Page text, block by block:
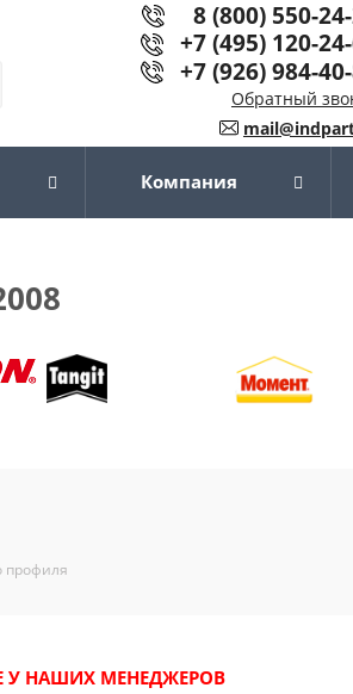
8 (800) 550-
+7 (495) 120-
+7 (926) 984-
Обратный
Компания
профиля
У НАШИХ МЕНЕДЖЕРОВ